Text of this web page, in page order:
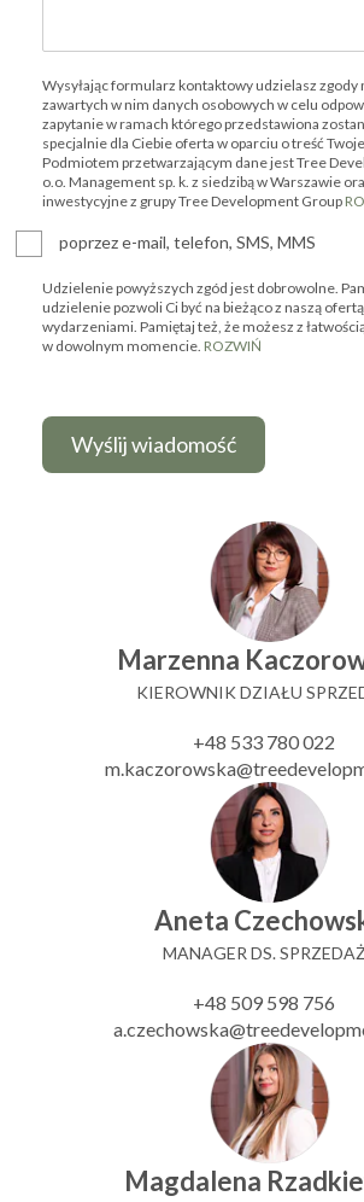
Wysyłając formularz kontaktowy udzielasz zgody
zawartych w nim danych osobowych w celu
zapytanie w ramach którego przedstawiona
specjalnie dla Ciebie oferta w oparciu o treść
Podmiotem przetwarzającym dane jest Tree
o.o. Management sp. k. z siedzibą w Warszawie
inwestycyjne z grupy Tree Development Group
poprzez e-mail, telefon, SMS, MMS
Udzielenie powyższych zgód jest dobrowolne.
udzielenie pozwoli Ci być na bieżąco z naszą
wydarzeniami. Pamiętaj też, że możesz z
w dowolnym momencie. ROZWIŃ
Marzenna
KIEROWNIK DZIAŁU
+48 533 780 022
Aneta
MANAGER DS.
+48 509 598 756
Magdalena